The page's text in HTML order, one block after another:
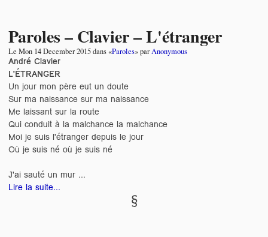
Paroles – Clavier – L'étranger
Le Mon 14 December 2015dans «Paroles» parAnonymous
André Clavier
L'ÉTRANGER
Un jour mon père eut un doute
Sur ma naissance sur ma naissance
Me laissant sur la route
Qui conduit à la malchance la malchance
Moi je suis l'étranger depuis le jour
Où je suis né où je suis né
J'ai sauté un mur ...
Lire la suite...